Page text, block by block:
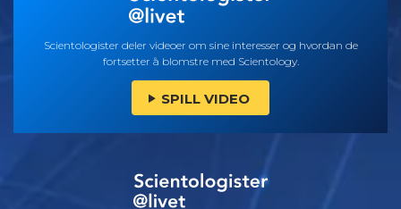
Scientologister deler videoer om sine interesser og hvordan de
fortsetter å blomstre med Scientology.
SPILL VIDEO